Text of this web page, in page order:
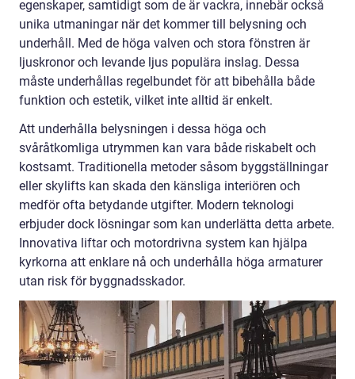
egenskaper, samtidigt som de är vackra, innebär också
unika utmaningar när det kommer till belysning och
underhåll. Med de höga valven och stora fönstren är
ljuskronor och levande ljus populära inslag. Dessa
måste underhållas regelbundet för att bibehålla både
funktion och estetik, vilket inte alltid är enkelt.
Att underhålla belysningen i dessa höga och
svåråtkomliga utrymmen kan vara både riskabelt och
kostsamt. Traditionella metoder såsom byggställningar
eller skylifts kan skada den känsliga interiören och
medför ofta betydande utgifter. Modern teknologi
erbjuder dock lösningar som kan underlätta detta arbete.
Innovativa liftar och motordrivna system kan hjälpa
kyrkorna att enklare nå och underhålla höga armaturer
utan risk för byggnadsskador.